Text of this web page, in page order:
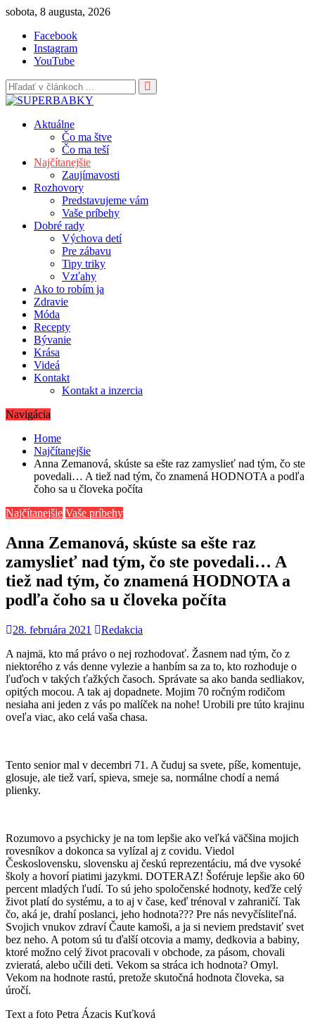
Skip
content
sobota, 8 augusta, 2026
Facebook
Instagram
YouTube
Aktuálne
Čo ma štve
Čo ma teší
Najčítanejšie
Zaujímavosti
Rozhovory
Predstavujeme vám
Vaše príbehy
Dobré rady
Výchova detí
Pre zábavu
Tipy triky
Vzťahy
Ako to robím ja
Zdravie
Móda
Recepty
Bývanie
Krása
Videá
Kontakt
Kontakt a inzercia
Navigácia
Home
Najčítanejšie
Anna Zemanová, skúste sa ešte raz zamyslieť nad tým, čo ste
povedali… A tiež nad tým, čo znamená HODNOTA a podľa
čoho sa u človeka počíta
Najčítanejšie Vaše príbehy
Anna Zemanová, skúste sa ešte raz
zamyslieť nad tým, čo ste povedali… A
tiež nad tým, čo znamená HODNOTA a
podľa čoho sa u človeka počíta
28. februára 2021
Redakcia
A najmä, kto má právo o nej rozhodovať. Žasnem nad tým, čo z
niektorého z vás denne vylezie a hanbím sa za to, kto rozhoduje o
ľuďoch v takých ťažkých časoch. Správate sa ako banda sedliakov,
opitých mocou. A tak aj dopadnete. Mojim 70 ročným rodičom
nesiaha ani jeden z vás po malíček na nohe! Urobili pre túto krajinu
oveľa viac, ako celá vaša chasa.
Tento senior mal v decembri 71. A čuduj sa svete, píše, komentuje,
glosuje, ale tiež varí, spieva, smeje sa, normálne chodí a nemá
plienky.
Rozumovo a psychicky je na tom lepšie ako veľká väčšina mojich
rovesníkov a dokonca sa vylízal aj z covidu. Viedol
Československu, slovensku aj českú reprezentáciu, má dve vysoké
školy a hovorí piatimi jazykmi. DOTERAZ! Šoféruje lepšie ako 60
percent mladých ľudí. To sú jeho spoločenské hodnoty, keďže celý
život platí do systému, a to aj v čase, keď trénoval v zahraničí. Tak
čo, aká je, drahí poslanci, jeho hodnota??? Pre nás nevyčísliteľná.
Svojich vnukov zdraví Čaute kamoši, a ja si neviem predstaviť svet
bez neho. A potom sú tu ďalší otcovia a mamy, dedkovia a babiny,
ktoré možno celý život pracovali v obchode, za pásom, chovali
zvieratá, alebo učili deti. Vekom sa stráca ich hodnota? Omyl.
Vekom na hodnote rastú, pretože skutočná hodnota človeka, sa
úročí.
Text a foto Petra Ázacis Kuťková